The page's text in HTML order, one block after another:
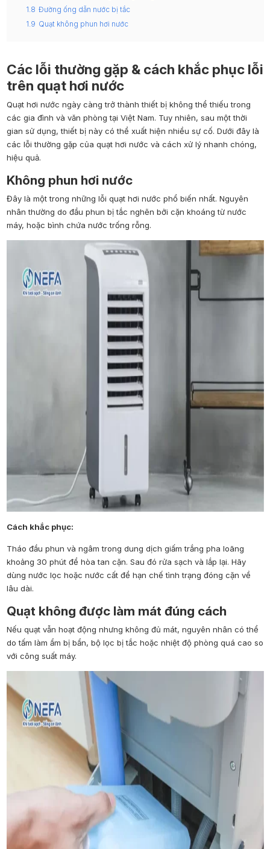
1.8 Đường ống dẫn nước bị tắc
1.9 Quạt không phun hơi nước
Các lỗi thường gặp & cách khắc phục lỗi
trên quạt hơi nước
Quạt hơi nước ngày càng trở thành thiết bị không thể thiếu trong
các gia đình và văn phòng tại Việt Nam. Tuy nhiên, sau một thời
gian sử dụng, thiết bị này có thể xuất hiện nhiều sự cố. Dưới đây là
các lỗi thường gặp của quạt hơi nước và cách xử lý nhanh chóng,
hiệu quả.
Không phun hơi nước
Đây là một trong những lỗi quạt hơi nước phổ biến nhất. Nguyên
nhân thường do đầu phun bị tắc nghẽn bởi cặn khoáng từ nước
máy, hoặc bình chứa nước trống rỗng.
Cách khắc phục:
Tháo đầu phun và ngâm trong dung dịch giấm trắng pha loãng
khoảng 30 phút để hòa tan cặn. Sau đó rửa sạch và lắp lại. Hãy
dùng nước lọc hoặc nước cất để hạn chế tình trạng đóng cặn về
lâu dài.
Quạt không được làm mát đúng cách
Nếu quạt vẫn hoạt động nhưng không đủ mát, nguyên nhân có thể
do tấm làm ẩm bị bẩn, bộ lọc bị tắc hoặc nhiệt độ phòng quá cao so
với công suất máy.